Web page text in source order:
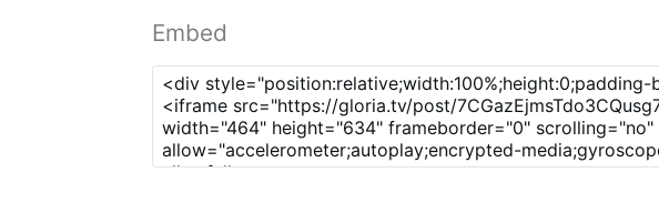
Embed